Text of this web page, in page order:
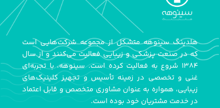
هلدینگ سینوهه متشکل از مجموعه شرکت‌هایی است
که در صنعت پزشکی و زیبایی فعالیت می‌کنند و از سال
۱۳۸۴ شروع به فعالیت کرده است. سینوهه، با تجربه‌ای
غنی و تخصصی در زمینه تأسیس و تجهیز کلینیک‌های
زیبایی، همواره به عنوان مشاوری متخصص و قابل اعتماد
در خدمت مشتریان خود بوده است.